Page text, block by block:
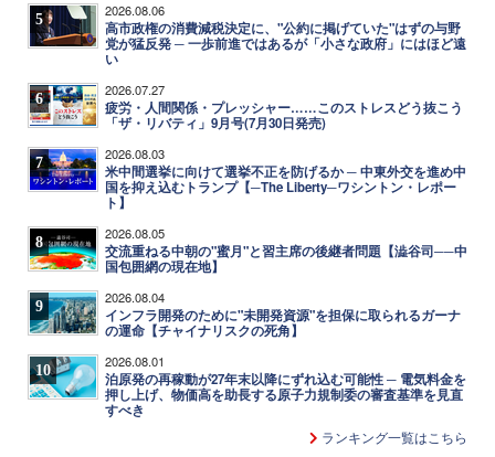
5 2026.08.06
高市政権の消費減税決定に、"公約に掲げていた"はずの与野
党が猛反発 ─ 一歩前進ではあるが「小さな政府」にはほど遠
い
6 2026.07.27
疲労・人間関係・プレッシャー……このストレスどう抜こう
「ザ・リバティ」9月号(7月30日発売)
7 2026.08.03
米中間選挙に向けて選挙不正を防げるか ─ 中東外交を進め中
国を抑え込むトランプ【─The Liberty─ワシントン・レポー
ト】
8 2026.08.05
交流重ねる中朝の"蜜月"と習主席の後継者問題【澁谷司──中
国包囲網の現在地】
9 2026.08.04
インフラ開発のために"未開発資源"を担保に取られるガーナ
の運命【チャイナリスクの死角】
10 2026.08.01
泊原発の再稼動が27年末以降にずれ込む可能性 ─ 電気料金を
押し上げ、物価高を助長する原子力規制委の審査基準を見直
すべき
ランキング一覧はこちら